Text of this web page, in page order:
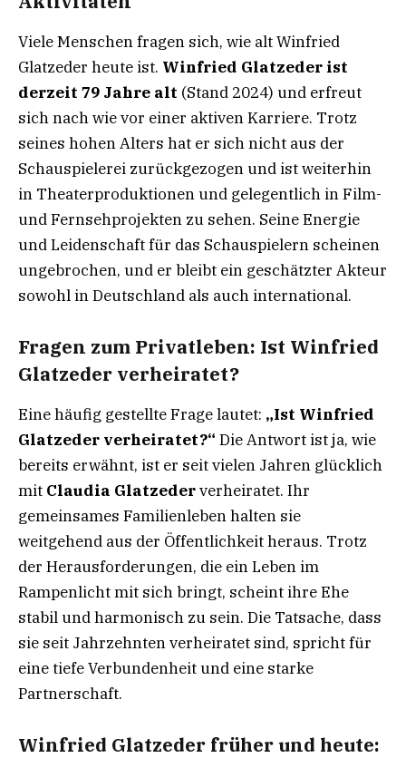
Viele Menschen fragen sich, wie alt Winfried
Glatzeder heute ist. Winfried Glatzeder ist
derzeit 79 Jahre alt (Stand 2024) und erfreut
sich nach wie vor einer aktiven Karriere. Trotz
seines hohen Alters hat er sich nicht aus der
Schauspielerei zurückgezogen und ist weiterhin
in Theaterproduktionen und gelegentlich in Film-
und Fernsehprojekten zu sehen. Seine Energie
und Leidenschaft für das Schauspielern scheinen
ungebrochen, und er bleibt ein geschätzter Akteur
sowohl in Deutschland als auch international.
Fragen zum Privatleben: Ist Winfried
Glatzeder verheiratet?
Eine häufig gestellte Frage lautet: „Ist Winfried
Glatzeder verheiratet?“ Die Antwort ist ja, wie
bereits erwähnt, ist er seit vielen Jahren glücklich
mit Claudia Glatzederverheiratet. Ihr
gemeinsames Familienleben halten sie
weitgehend aus der Öffentlichkeit heraus. Trotz
der Herausforderungen, die ein Leben im
Rampenlicht mit sich bringt, scheint ihre Ehe
stabil und harmonisch zu sein. Die Tatsache, dass
sie seit Jahrzehnten verheiratet sind, spricht für
eine tiefe Verbundenheit und eine starke
Partnerschaft.
Winfried Glatzeder früher und heute: